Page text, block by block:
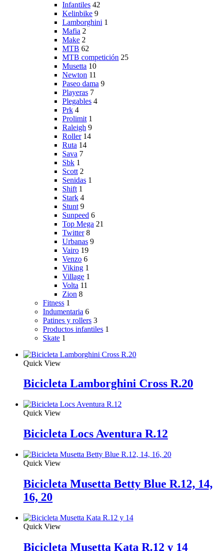
Infantiles 42
Kelinbike 9
Lamborghini 1
Mafia 2
Make 2
MTB 62
MTB competición 25
Musetta 10
Newton 11
Paseo dama 9
Playeras 7
Plegables 4
Prk 4
Prolimit 1
Raleigh 9
Roller 14
Ruta 14
Sava 7
Sbk 1
Scott 2
Senidas 1
Shift 1
Stark 4
Stunt 9
Sunpeed 6
Top Mega 21
Twitter 8
Urbanas 9
Vairo 19
Venzo 6
Viking 1
Village 1
Volta 11
Zion 8
Fitness 1
Indumentaria 6
Patines y rollers 3
Productos infantiles 1
Skate 1
Quick View
Bicicleta Lamborghini Cross R.20
Quick View
Bicicleta Locs Aventura R.12
Quick View
Bicicleta Musetta Betty Blue R.12, 14,
16, 20
Quick View
Bicicleta Musetta Kata R.12 y 14